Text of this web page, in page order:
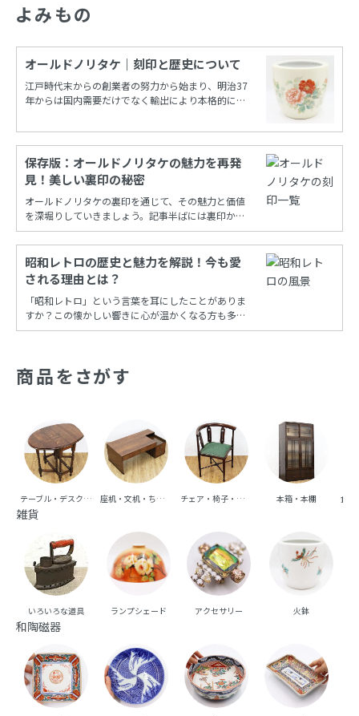
よみもの
オールドノリタケ｜刻印と歴史について
江戸時代末からの創業者の努力から始まり、明治37
年からは国内需要だけでなく輸出により本格的に栄
保存版：オールドノリタケの魅力を再発
見！美しい裏印の秘密
オールドノリタケの裏印を通じて、その魅力と価値
を深堀りしていきましょう。記事半ばには裏印から
年代を調べることができる保存版一覧もあります！
昭和レトロの歴史と魅力を解説！今も愛
される理由とは？
「昭和レトロ」という言葉を耳にしたことがありま
すか？この懐かしい響きに心が温かくなる方も多い
でしょう。昭和時代の風情を再現し、今も多くの
す。
商品をさがす
テーブル・デスク・机 座机・文机・ちゃぶ台 チェア・椅子・ベンチ・ソファ 本箱・本棚 食器
雑貨
いろいろな道具 ランプシェード アクセサリー 火鉢
和陶磁器